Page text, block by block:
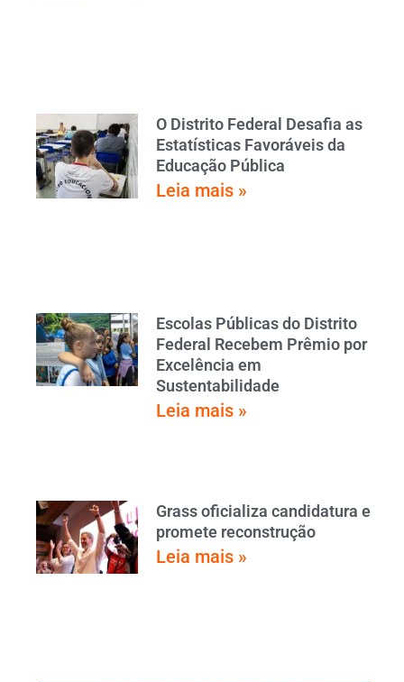
O Distrito Federal Desafia as
Estatísticas Favoráveis da
Educação Pública
Leia mais »
Escolas Públicas do Distrito
Federal Recebem Prêmio por
Excelência em
Sustentabilidade
Leia mais »
Grass oficializa candidatura e
promete reconstrução
Leia mais »